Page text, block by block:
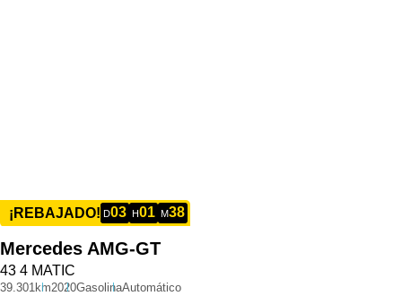
¡REBAJADO! D03 H01 M38
Mercedes AMG-GT
43 4 MATIC
39.301km2020GasolinaAutomático